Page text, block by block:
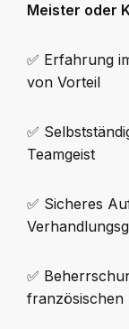
Meister oder
✅ Erfahrung
von Vorteil
✅
Teamgeist
✅ Sicheres
✅
französischen